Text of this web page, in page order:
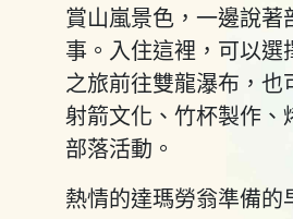
賞山嵐景色，一邊說著
事。入住這裡，可以選
之旅前往雙龍瀑布，也
射箭文化、竹杯製作、
部落活動。
熱情的達瑪勞翁準備的